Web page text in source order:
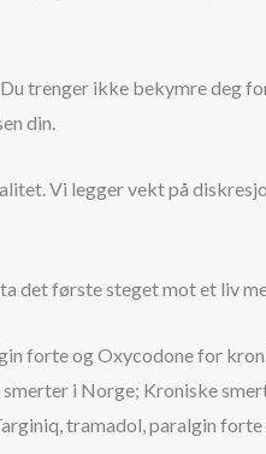
trenger ikke bekymre deg
din.
Vi legger vekt på
det første steget mot et liv
forte og Oxycodone for
i Norge; Kroniske
tramadol, paralgin